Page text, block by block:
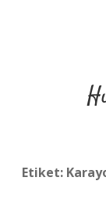
Etiket: